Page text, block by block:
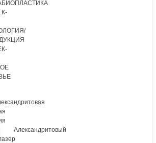
Александритовый